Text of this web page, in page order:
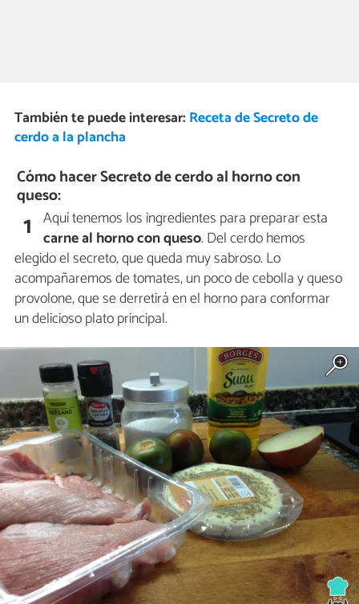
También te puede interesar: Receta de Secreto de
cerdo a la plancha
Cómo hacer Secreto de cerdo al horno con
queso:
1 Aquí tenemos los ingredientes para preparar esta
carne al horno con queso. Del cerdo hemos
elegido el secreto, que queda muy sabroso. Lo
acompañaremos de tomates, un poco de cebolla y queso
provolone, que se derretirá en el horno para conformar
un delicioso plato principal.